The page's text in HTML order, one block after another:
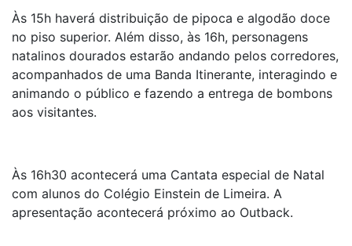
Às 15h haverá distribuição de pipoca e algodão doce
no piso superior. Além disso, às 16h, personagens
natalinos dourados estarão andando pelos corredores,
acompanhados de uma Banda Itinerante, interagindo e
animando o público e fazendo a entrega de bombons
aos visitantes.
Às 16h30 acontecerá uma Cantata especial de Natal
com alunos do Colégio Einstein de Limeira. A
apresentação acontecerá próximo ao Outback.